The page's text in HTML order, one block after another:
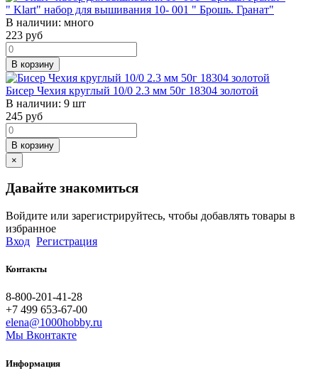
" Klart" набор для вышивания 10- 001 " Брошь. Гранат"
В наличии: много
223 руб
В корзину
Бисер Чехия круглый 10/0 2.3 мм 50г 18304 золотой
В наличии: 9 шт
245 руб
В корзину
×
Давайте знакомиться
Войдите или зарегистрируйтесь, чтобы добавлять товары в
избранное
Вход Регистрация
Контакты
8-800-201-41-28
+7 499 653-67-00
elena@1000hobby.ru
Мы Вконтакте
Информация